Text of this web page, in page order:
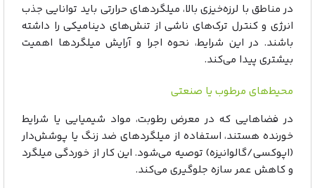
در مناطق با لرزه‌خیزی بالا، میلگردهای حرارتی باید توانایی جذب
انرژی و کنترل ترک‌های ناشی از تنش‌های دینامیکی را داشته
باشند. در این شرایط، نحوه اجرا و آرایش میلگردها اهمیت
بیشتری پیدا می‌کند.
محیط‌های مرطوب یا صنعتی
در فضاهایی که در معرض رطوبت، مواد شیمیایی یا شرایط
خورنده هستند، استفاده از میلگردهای ضد زنگ یا پوشش‌دار
(اپوکسی/گالوانیزه) توصیه می‌شود. این کار از خوردگی میلگرد
و کاهش عمر سازه جلوگیری می‌کند.